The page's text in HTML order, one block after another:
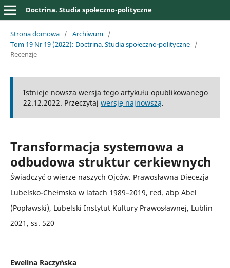
Doctrina. Studia społeczno-polityczne
Strona domowa / Archiwum /
Tom 19 Nr 19 (2022): Doctrina. Studia społeczno-polityczne /
Recenzje
Istnieje nowsza wersja tego artykułu opublikowanego
22.12.2022. Przeczytaj wersję najnowszą.
Transformacja systemowa a
odbudowa struktur cerkiewnych
Świadczyć o wierze naszych Ojców. Prawosławna Diecezja
Lubelsko-Chełmska w latach 1989–2019, red. abp Abel
(Popławski), Lubelski Instytut Kultury Prawosławnej, Lublin
2021, ss. 520
Ewelina Raczyńska